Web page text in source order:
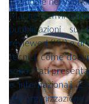
Marine
pubblicazioni su
reviewed (ISI) e di
tecnici, come
sono stati
e internazionali.